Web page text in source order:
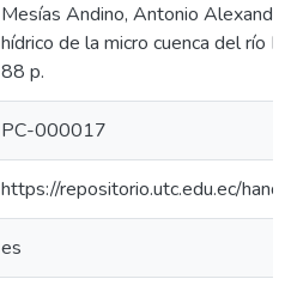
Mesías Andino, Antonio
hídrico de la micro cuenca del río
88 p.
PC-000017
https://repositorio.utc.edu.ec/
es